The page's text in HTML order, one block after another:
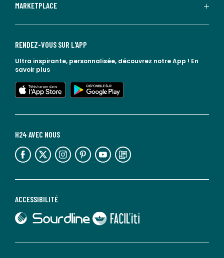
MARKETPLACE
ACCESSIBILITÉ
lien vers Sourdline
lien vers Faciliti
H24 AVEC NOUS
lien vers l'espace réseaux sociaux lien vers l'espace réseaux sociaux lien vers l'espace réseaux sociaux lien vers l'espace réseaux sociaux lien vers l'espace réseaux sociaux lien vers le blog la redoute
RENDEZ-VOUS SUR L'APP
Ultra inspirante, personnalisée, découvrez notre App ! En
savoir plus
lien vers l'app store
lien vers google play